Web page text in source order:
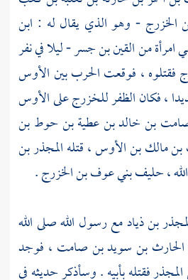
الخزرج - وهو الذي يقال له : ابن
امرأة منالقين بن جسر- ليلا في نفر
فقتلوه ، فوقعت الحرب بينالأوس
، فكان الظفرللخزرجعلىالأوس
بن خالد بن عطية بن حوط بن
مالك بن الأوس، قتلهالمجذر بن
، حليف بني عوف بن الخزرج.
بن ذيادمع رسول الله صلى الله
الحارث بن سويد بن صامت ، فوجد
المجذرفقتله بأبيه . وسأذكر حديثه في